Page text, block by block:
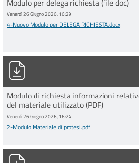
Modulo per delega richiesta (file doc)
Venerdì 26 Giugno 2026, 16:29
4-Nuovo Modulo per DELEGA RICHIESTA.docx
2-Modulo Materiale di protesi.pdf
Modulo di richiesta informazioni
del materiale utilizzato (PDF)
Venerdì 26 Giugno 2026, 16:24
2-Modulo Materiale di protesi.pdf
2-Modulo Materiale di protesi.docx